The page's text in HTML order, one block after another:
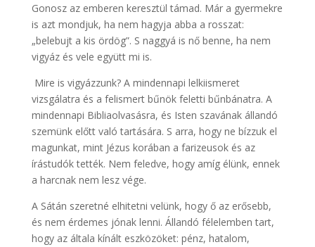
Gonosz az emberen keresztül támad. Már a gyermekre
is azt mondjuk, ha nem hagyja abba a rosszat:
„belebujt a kis ördög”. S naggyá is nő benne, ha nem
vigyáz és vele együtt mi is.
Mire is vigyázzunk? A mindennapi lelkiismeret
vizsgálatra és a felismert bűnök feletti bűnbánatra. A
mindennapi Bibliaolvasásra, és Isten szavának állandó
szemünk előtt való tartására. S arra, hogy ne bízzuk el
magunkat, mint Jézus korában a farizeusok és az
írástudók tették. Nem feledve, hogy amíg élünk, ennek
a harcnak nem lesz vége.
A Sátán szeretné elhitetni velünk, hogy ő az erősebb,
és nem érdemes jónak lenni. Állandó félelemben tart,
hogy az általa kínált eszközöket: pénz, hatalom,